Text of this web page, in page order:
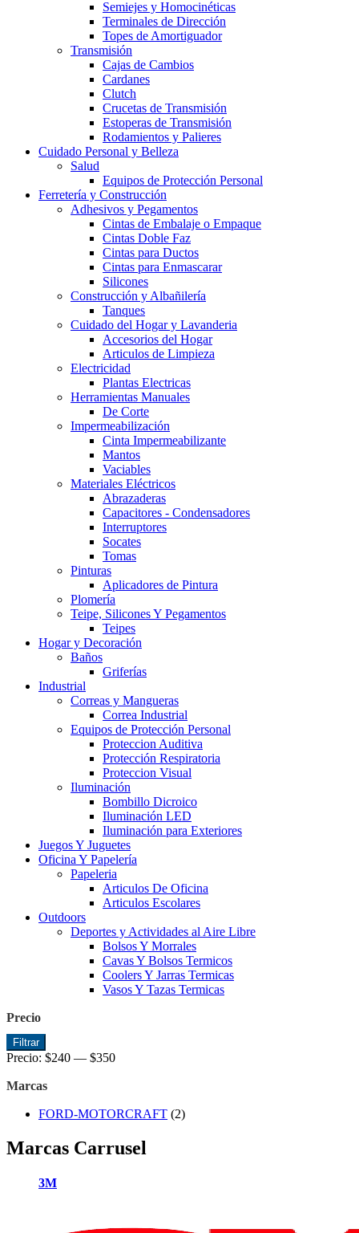
Semiejes y Homocinéticas
Terminales de Dirección
Topes de Amortiguador
Transmisión
Cajas de Cambios
Cardanes
Clutch
Crucetas de Transmisión
Estoperas de Transmisión
Rodamientos y Palieres
Cuidado Personal y Belleza
Salud
Equipos de Protección Personal
Ferretería y Construcción
Adhesivos y Pegamentos
Cintas de Embalaje o Empaque
Cintas Doble Faz
Cintas para Ductos
Cintas para Enmascarar
Silicones
Construcción y Albañilería
Tanques
Cuidado del Hogar y Lavanderia
Accesorios del Hogar
Articulos de Limpieza
Electricidad
Plantas Electricas
Herramientas Manuales
De Corte
Impermeabilización
Cinta Impermeabilizante
Mantos
Vaciables
Materiales Eléctricos
Abrazaderas
Capacitores - Condensadores
Interruptores
Socates
Tomas
Pinturas
Aplicadores de Pintura
Plomería
Teipe, Silicones Y Pegamentos
Teipes
Hogar y Decoración
Baños
Griferías
Industrial
Correas y Mangueras
Correa Industrial
Equipos de Protección Personal
Proteccion Auditiva
Protección Respiratoria
Proteccion Visual
Iluminación
Bombillo Dicroico
Iluminación LED
Iluminación para Exteriores
Juegos Y Juguetes
Oficina Y Papelería
Papeleria
Articulos De Oficina
Articulos Escolares
Outdoors
Deportes y Actividades al Aire Libre
Bolsos Y Morrales
Cavas Y Bolsos Termicos
Coolers Y Jarras Termicas
Vasos Y Tazas Termicas
Precio
Precio
mínimo
Precio
máximo
Filtrar
Precio: $240 — $350
Marcas
FORD-MOTORCRAFT (2)
Marcas Carrusel
3M